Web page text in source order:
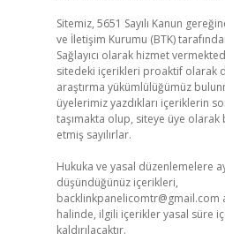
Sitemiz, 5651 Sayılı Kanun
ve İletişim Kurumu (BTK)
Sağlayıcı olarak hizmet
sitedeki içerikleri proaktif olarak
araştırma yükümlülüğümüz
üyelerimiz yazdıkları içeriklerin
taşımakta olup, siteye üye
etmiş sayılırlar.
Hukuka ve yasal düzenlemelere
düşündüğünüz içerikleri,
backlinkpanelicomtr@gmail.com
halinde, ilgili içerikler yasal süre
kaldırılacaktır.